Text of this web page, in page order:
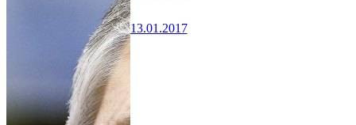
13.01.2017